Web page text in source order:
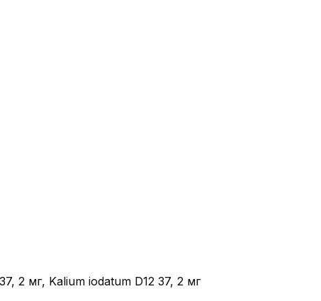
2 мг, Kalium iodatum D12 37, 2 мг